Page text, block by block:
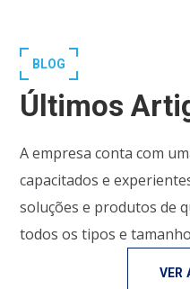
BLOG
Últimos
A empresa conta com
capacitados e
soluções e produtos de
todos os tipos e
VER